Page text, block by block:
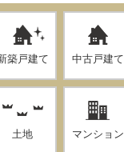
築戸建て 中古戸建て
土地 マンション